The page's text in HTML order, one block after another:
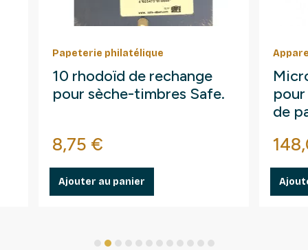
Papeterie philatélique
10 rhodoïd de rechange
pour sèche-timbres Safe.
Prix
8,75 €
Ajouter au panier
de
Prix